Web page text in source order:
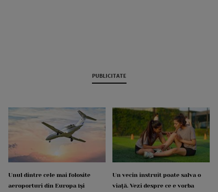
PUBLICITATE
Unul dintre cele mai folosite
aeroporturi din Europa își
Un vecin instruit poate salva o
viață. Vezi despre ce e vorba